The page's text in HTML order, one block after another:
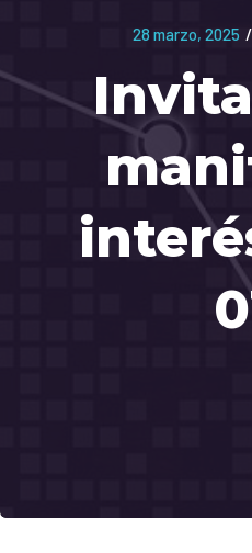
28 marzo, 2025 /